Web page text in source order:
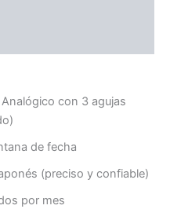
con 3 agujas
de fecha
(preciso y confiable)
por mes